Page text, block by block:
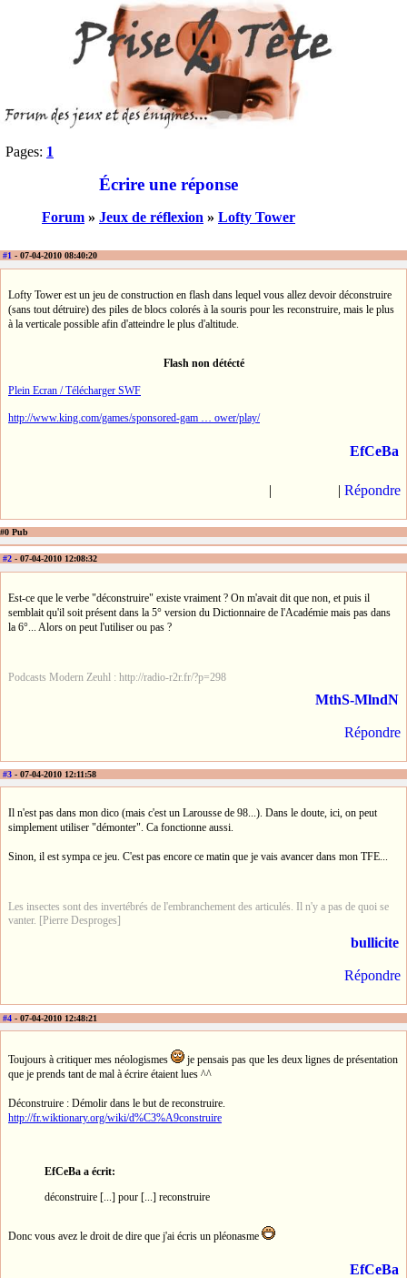
Pages: 1
Écrire une réponse
Forum » Jeux de réflexion » Lofty Tower
#1 - 07-04-2010 08:40:20
Lofty Tower est un jeu de construction en flash dans lequel vous allez devoir déconstruire
(sans tout détruire) des piles de blocs colorés à la souris pour les reconstruire, mais le plus
à la verticale possible afin d'atteindre le plus d'altitude.
Flash non détécté
Plein Ecran / Télécharger SWF
http://www.king.com/games/sponsored-gam … ower/play/
EfCeBa
| | Répondre
#0 Pub
#2 - 07-04-2010 12:08:32
Est-ce que le verbe "déconstruire" existe vraiment ? On m'avait dit que non, et puis il
semblait qu'il soit présent dans la 5° version du Dictionnaire de l'Académie mais pas dans
la 6°... Alors on peut l'utiliser ou pas ?
Podcasts Modern Zeuhl : http://radio-r2r.fr/?p=298
MthS-MlndN
Répondre
#3 - 07-04-2010 12:11:58
Il n'est pas dans mon dico (mais c'est un Larousse de 98...). Dans le doute, ici, on peut
simplement utiliser "démonter". Ca fonctionne aussi.
Sinon, il est sympa ce jeu. C'est pas encore ce matin que je vais avancer dans mon TFE...
Les insectes sont des invertébrés de l'embranchement des articulés. Il n'y a pas de quoi se
vanter. [Pierre Desproges]
bullicite
Répondre
#4 - 07-04-2010 12:48:21
Toujours à critiquer mes néologismes
je pensais pas que les deux lignes de présentation
que je prends tant de mal à écrire étaient lues ^^
Déconstruire : Démolir dans le but de reconstruire.
http://fr.wiktionary.org/wiki/d%C3%A9construire
EfCeBa a écrit:
déconstruire [...] pour [...] reconstruire
Donc vous avez le droit de dire que j'ai écris un pléonasme
EfCeBa